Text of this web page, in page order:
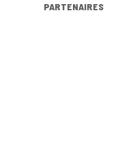
PARTENAIRES